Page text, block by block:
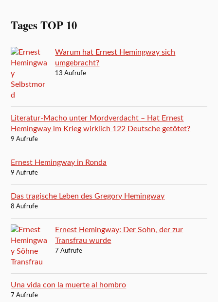
Tages TOP 10
Warum hat Ernest Hemingway sich
umgebracht?
13 Aufrufe
Literatur-Macho unter Mordverdacht – Hat Ernest
Hemingway im Krieg wirklich 122 Deutsche getötet?
9 Aufrufe
Ernest Hemingway in Ronda
9 Aufrufe
Das tragische Leben des Gregory Hemingway
8 Aufrufe
Ernest Hemingway: Der Sohn, der zur
Transfrau wurde
7 Aufrufe
Una vida con la muerte al hombro
7 Aufrufe